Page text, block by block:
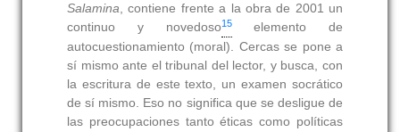
Salamina, contiene frente a la obra de 2001 un
continuo y novedoso15elemento de
autocuestionamiento (moral). Cercas se pone a
sí mismo ante el tribunal del lector, y busca, con
la escritura de este texto, un examen socrático
de sí mismo. Eso no significa que se desligue de
las preocupaciones tanto éticas como políticas